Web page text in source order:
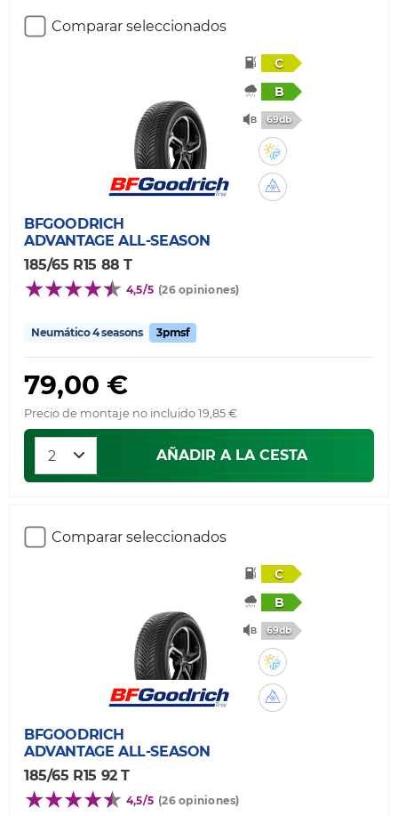
Comparar seleccionados
C
B
69db
BFGOODRICH
ADVANTAGE ALL-SEASON
185/65 R15 88 T
4,5/5 (26 opiniones)
Neumático 4 seasons 3pmsf
79,00 €
Precio de montaje no incluido 19,85 €
AÑADIR A LA CESTA
Comparar seleccionados
C
B
69db
BFGOODRICH
ADVANTAGE ALL-SEASON
185/65 R15 92 T
4,5/5 (26 opiniones)